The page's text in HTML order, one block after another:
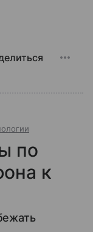
по
к